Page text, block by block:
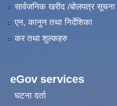
सार्वजनिक खरीद /बोलपत्र सूचना
एन, कानुन तथा निर्देशिका
कर तथा शुल्कहरु
eGov services
घटना दर्ता